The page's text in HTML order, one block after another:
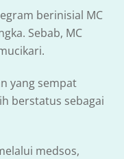
berinisial MC
Sebab, MC
yang sempat
berstatus sebagai
medsos,